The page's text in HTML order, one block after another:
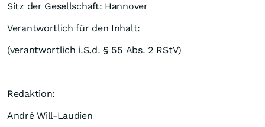
Sitz der Gesellschaft: Hannover
Verantwortlich für den Inhalt:
(verantwortlich i.S.d. § 55 Abs. 2 RStV)
Redaktion:
André Will-Laudien